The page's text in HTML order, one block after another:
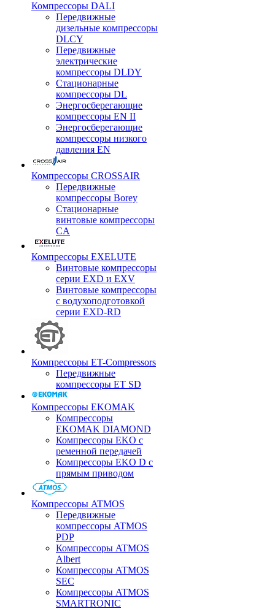
Компрессоры DALI
Передвижные
дизельные компрессоры
DLCY
Передвижные
электрические
компрессоры DLDY
Стационарные
компрессоры DL
Энергосберегающие
компрессоры EN II
Энергосберегающие
компрессоры низкого
давления EN
Компрессоры CROSSAIR
Передвижные
компрессоры Borey
Стационарные
винтовые компрессоры
CA
Компрессоры EXELUTE
Винтовые компрессоры
серии EXD и EXV
Винтовые компрессоры
с водухоподготовкой
серии EXD-RD
Компрессоры ET-Compressors
Передвижные
компрессоры ET SD
Компрессоры EKOMAK
Компрессоры
EKOMAK DIAMOND
Компрессоры EKO c
ременной передачей
Компрессоры EKO D с
прямым приводом
Компрессоры ATMOS
Передвижные
компрессоры ATMOS
PDP
Компрессоры ATMOS
Albert
Компрессоры ATMOS
SEC
Компрессоры ATMOS
SMARTRONIC